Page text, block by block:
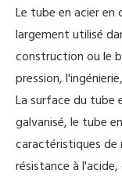
Le tube en acier
largement utilisé
construction ou le
pression,
La surface du tube
galvanisé, le tube
caractéristiques de
résistance à